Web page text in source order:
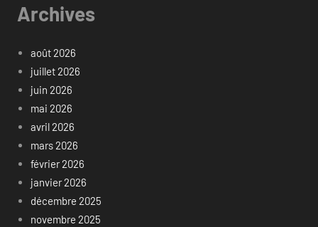
Archives
août 2026
juillet 2026
juin 2026
mai 2026
avril 2026
mars 2026
février 2026
janvier 2026
décembre 2025
novembre 2025